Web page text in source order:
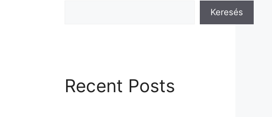
Keresés
Recent Posts